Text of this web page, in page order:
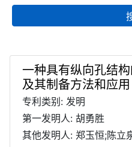
一种具有纵向孔结
及其制备方法和应用
专利类别: 发明
第一发明人: 胡勇胜
其他发明人: 郑玉恒;陈立